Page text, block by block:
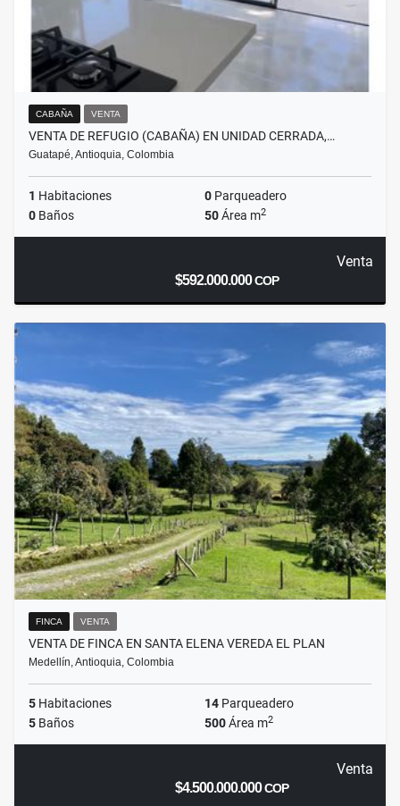
CABAÑA VENTA
VENTA DE REFUGIO (CABAÑA) EN UNIDAD CERRADA,…
Guatapé, Antioquia, Colombia
1 Habitaciones 0 Parqueadero
0 Baños 50Área m2
Venta
$592.000.000COP
FINCA VENTA
VENTA DE FINCA EN SANTA ELENA VEREDA EL PLAN
Medellín, Antioquia, Colombia
5 Habitaciones 14 Parqueadero
5 Baños 500Área m2
Venta
$4.500.000.000COP